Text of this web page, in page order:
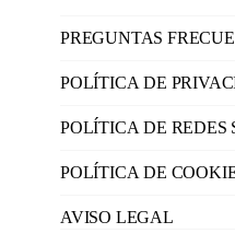
PREGUNTAS
POLÍTICA DE
POLÍTICA DE REDES
POLÍTICA DE
AVISO LEGAL